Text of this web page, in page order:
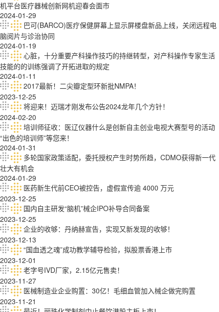
机平台医疗器械创新网机迎春会面市
2024-01-29
巴可(BARCO)医疗保健屏幕上显示屏楼盘新品上线，关闭远程电
脑阅片与诊治协同
2024-01-19
心脏，十分重要产科操作技巧的持继转型，对产科操作专家生活
技能的的训练强调了开拓进取的规定
2024-01-11
2017最新！二尖瓣定型环新批NMPA！
2023-12-25
将迎来！迈瑞才刚发布公告2024龙年几个方针！
2024-02-20
培训师征收：医辽仪器什么是创新自主创业电视大赛型号的活动
“出色的培训师”等您来！
2024-01-31
多轮国家政策适配，委托授权产生时势所趋，CDMO获得新一代
壮大有机会
2024-01-29
医药新生代前CEO被控告，虚假宣传逾 4000 万元
2023-12-25
国内自主研发“脑机”械企IPO补导合同备案
2023-12-25
企业的收够：丹纳赫宣告，实现又新发现的收够！
2023-12-13
“国血透之魂”成功教学辅导检验，拟股票香港上市
2023-12-01
老字号IVD厂家，2.15亿元售卖！
2023-11-27
医械制造业企业购置：30亿！毛细血管加入械企做完购置
2023-11-21